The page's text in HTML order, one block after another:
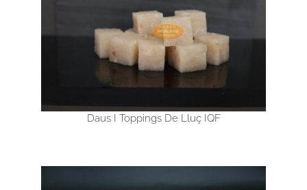
Daus I Toppings De Lluç IQF